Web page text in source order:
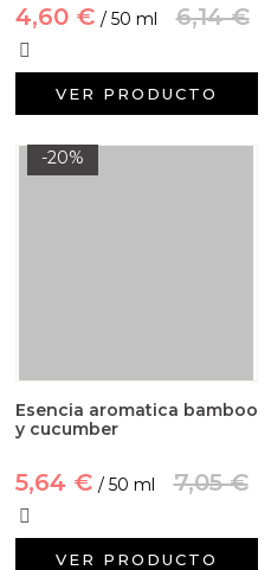
4,60 € / 50 ml 6,14 €
VER PRODUCTO
-20%
Esencia aromatica bamboo
y cucumber
5,64 € / 50 ml 7,05 €
VER PRODUCTO